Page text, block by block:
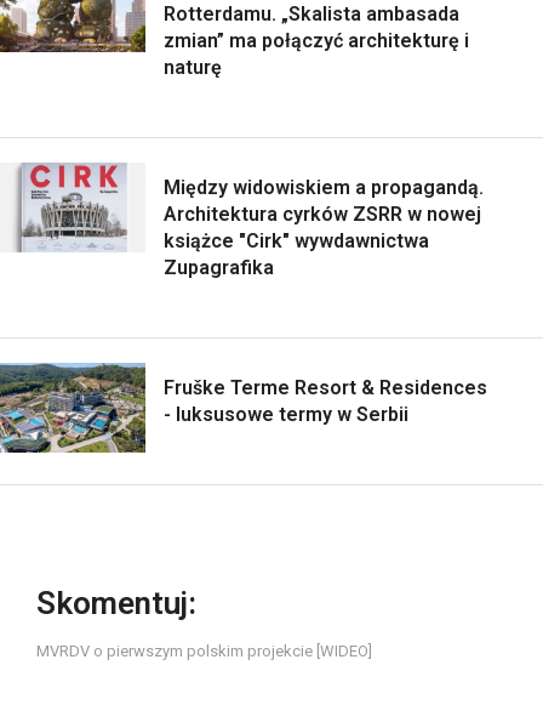
Rotterdamu. „Skalista ambasada
zmian” ma połączyć architekturę i
naturę
Między widowiskiem a propagandą.
Architektura cyrków ZSRR w nowej
książce "Cirk" wywdawnictwa
Zupagrafika
Fruške Terme Resort & Residences
- luksusowe termy w Serbii
Skomentuj:
MVRDV o pierwszym polskim projekcie [WIDEO]